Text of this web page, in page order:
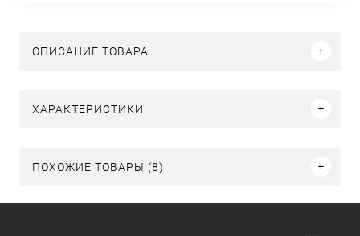
ОПИСАНИЕ ТОВАРА
ХАРАКТЕРИСТИКИ
ПОХОЖИЕ ТОВАРЫ (8)